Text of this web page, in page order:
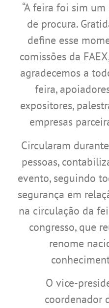
“A feira foi sim
de procura.
define esse
comissões da
agradecemos a
feira,
expositores,
empresas
Circularam
pessoas,
evento, seguindo
segurança em
na circulação da
congresso, que
renome
O vice-
coordenador